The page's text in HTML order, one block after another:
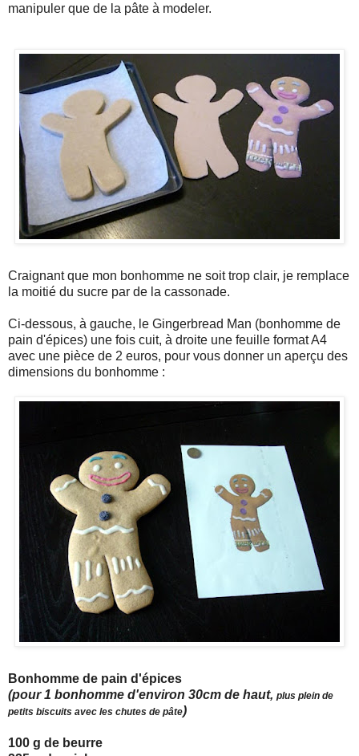
manipuler que de la pâte à modeler.
Craignant que mon bonhomme ne soit trop clair, je remplace
la moitié du sucre par de la cassonade.
Ci-dessous, à gauche, le Gingerbread Man (bonhomme de
pain d'épices) une fois cuit, à droite une feuille format A4
avec une pièce de 2 euros, pour vous donner un aperçu des
dimensions du bonhomme :
Bonhomme de pain d'épices
(pour 1 bonhomme d'environ 30cm de haut, plus plein de
petits biscuits avec les chutes de pâte)
100 g de beurre